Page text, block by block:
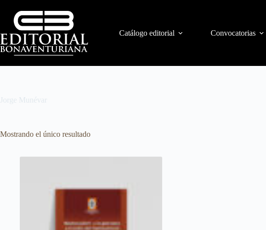
Catálogo editorial Convocatorias
Jorge Munévar
Mostrando el único resultado